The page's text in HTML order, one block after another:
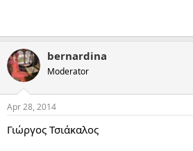
bernardina
Moderator
Apr 28, 2014
Γιώργος Τσιάκαλος